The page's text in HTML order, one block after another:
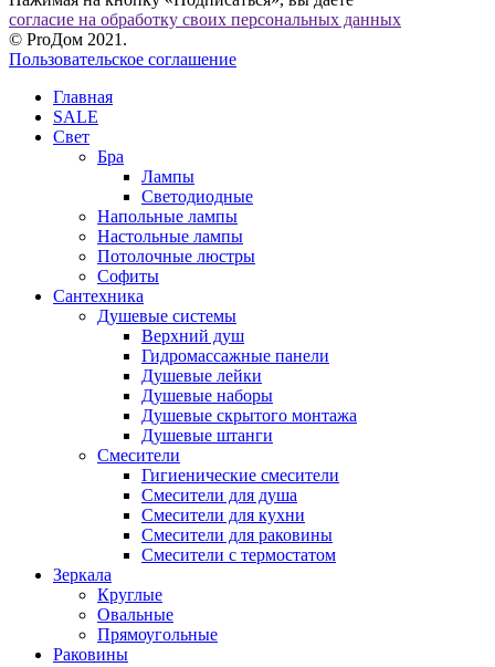
согласие на обработку своих персональных данных
© ProДом 2021.
Пользовательское соглашение
Главная
SALE
Свет
Бра
Лампы
Светодиодные
Напольные лампы
Настольные лампы
Потолочные люстры
Софиты
Сантехника
Душевые системы
Верхний душ
Гидромассажные панели
Душевые лейки
Душевые наборы
Душевые скрытого монтажа
Душевые штанги
Смесители
Гигиенические смесители
Смесители для душа
Смесители для кухни
Смесители для раковины
Смесители с термостатом
Зеркала
Круглые
Овальные
Прямоугольные
Раковины